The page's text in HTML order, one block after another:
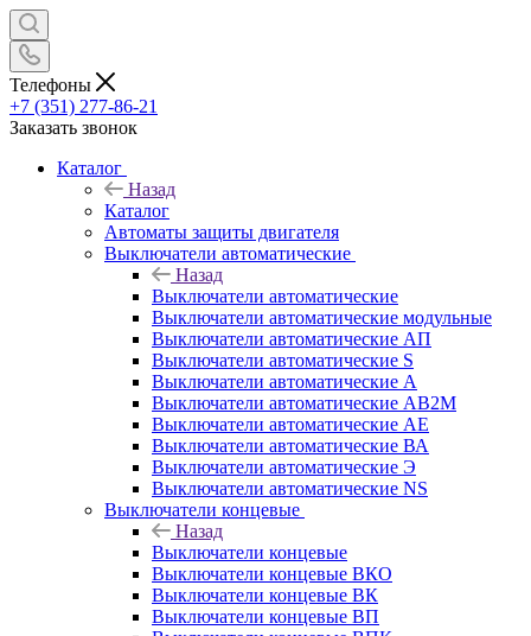
Телефоны
+7 (351) 277-86-21
Заказать звонок
Каталог
Назад
Каталог
Автоматы защиты двигателя
Выключатели автоматические
Назад
Выключатели автоматические
Выключатели автоматические модульные
Выключатели автоматические АП
Выключатели автоматические S
Выключатели автоматические А
Выключатели автоматические АВ2М
Выключатели автоматические АЕ
Выключатели автоматические ВА
Выключатели автоматические Э
Выключатели автоматические NS
Выключатели концевые
Назад
Выключатели концевые
Выключатели концевые ВКО
Выключатели концевые ВК
Выключатели концевые ВП